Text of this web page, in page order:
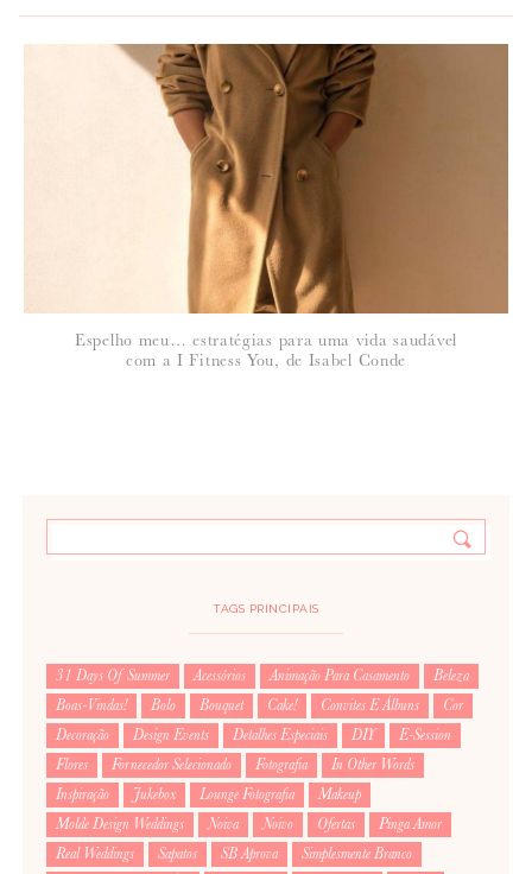
política de privacidade
Espelho meu… estratégias para uma vida saudável
com a I Fitness You, de Isabel Conde
TAGS PRINCIPAIS
31 Days Of Summer Acessórios Animação Para Casamento
Beleza
Boas-Vindas!
Bolo Bouquet Cake! Convites E Álbuns
Cor
Decoração
Design Events Detalhes Especiais DIY
E-Session
Flores
Fornecedor Selecionado Fotografia
In Other Words
Inspiração
Jukebox Lounge Fotografia
Makeup
Molde Design Weddings
Noiva Noivo Ofertas
Pinga Amor
Real Weddings
Sapatos SB Aprova
Simplesmente Branco